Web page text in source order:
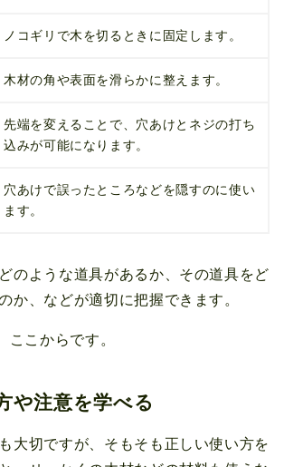
ノコギリで木を切るときに固定します。
木材の角や表面を滑らかに整えます。
先端を変えることで、穴あけとネジの打ち
込みが可能になります。
穴あけで誤ったところなどを隠すのに使い
ます。
のような道具があるか、その道具をど
か、などが適切に把握できます。
ここからです。
や注意を学べる
大切ですが、そもそも正しい使い方を